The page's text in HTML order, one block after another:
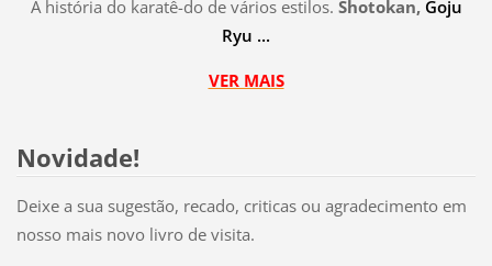
A história do karatê-do de vários estilos. Shotokan, Goju
Ryu ...
VER MAIS
Novidade!
Deixe a sua sugestão, recado, criticas ou agradecimento em
nosso mais novo livro de visita.